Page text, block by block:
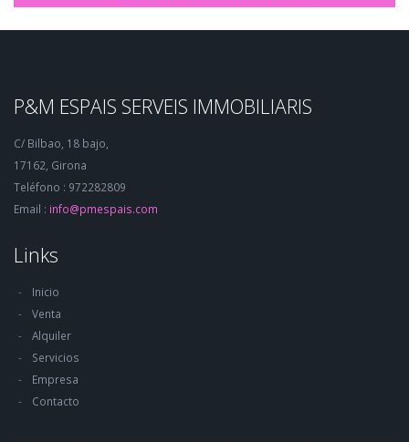
P&M ESPAIS SERVEIS IMMOBILIARIS
C/ Bilbao, 18 bajo,
17162, Girona
Teléfono : 972282809
Email : info@pmespais.com
Links
Inicio
Venta
Alquiler
Servicios
Empresa
Contacto